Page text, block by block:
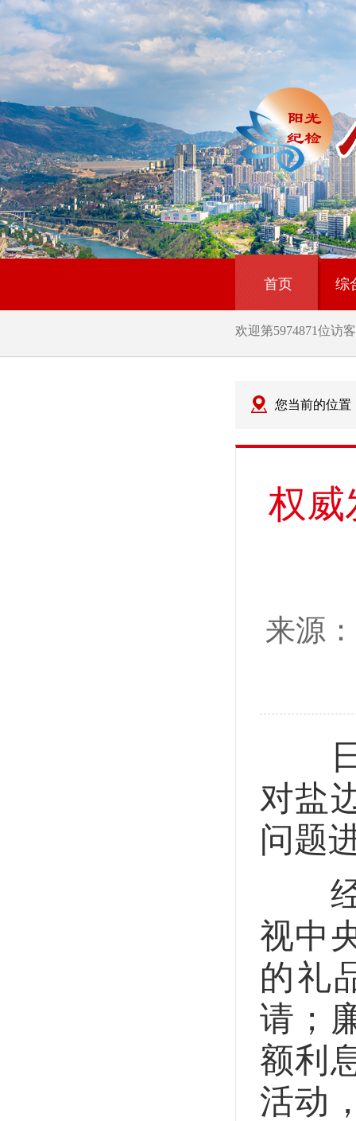
首页 综
欢迎第5974871位访客
您当前的位置
权威
来源：
日
对盐
问题
经
视中
的礼
请；
额利
活动